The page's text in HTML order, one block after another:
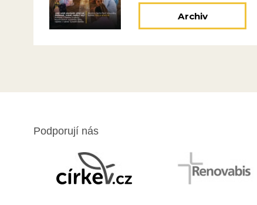
Archiv
Podporují nás